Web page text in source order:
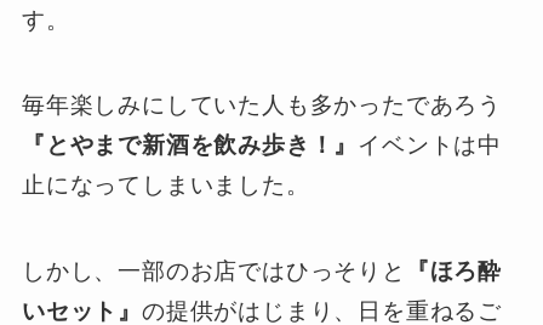
す。
毎年楽しみにしていた人も多かったであろう
『とやまで新酒を飲み歩き！』 イベントは中
止になってしまいました。
しかし、一部のお店ではひっそりと
『ほろ酔
いセット』 の提供がはじまり、日を重ねるご